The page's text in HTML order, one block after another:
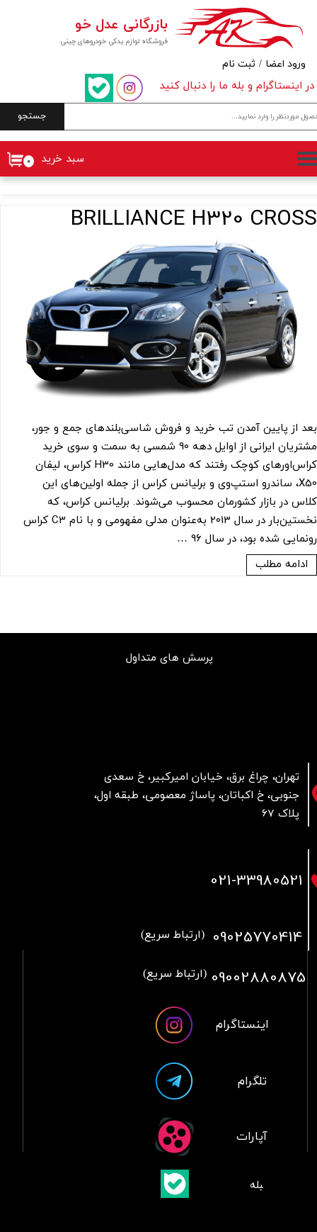
فروشگاه لوازم یدکی خودروهای چینی
بازرگانی عدل خو
جستجو
۰ سبد خرید
در اینستاگرام و بله ما را دنبال کنید
ورود اعضا / ثبت نام
حساب کاربری من
تغییر گذر واژه
سفارشات
خروج از حساب کاربری
BRILLIANCE H320 CROSS
بعد از پایین آمدن تب خرید و فروش شاسی‌بلندهای جمع و جور،
مشتریان ایرانی از اوایل دهه 90 شمسی به سمت و سوی خرید
کراس‌اورهای کوچک رفتند که مدل‌هایی مانند H30 کراس، لیفان
X50، ساندرو استپ‌وی و برلیانس کراس از جمله اولین‌های این
کلاس در بازار کشورمان محسوب می‌شوند. برلیانس کراس، که
نخستین‌بار در سال 2013 به‌عنوان مدلی مفهومی و با نام C3 کراس
رونمایی شده بود، در سال 96 …
ادامه مطلب
تهران، چراغ برق، خیابان امیرکبیر، خ سعدی
جنوبی، خ اکباتان، پاساژ معصومی، طبقه اول،
پلاک 67
پرسش های متداول
021-33980521
09025770414 (ارتباط سریع)
09002880875 (ارتباط سریع)
آپارات
تلگرام
اینستاگرام
​بلبله​​​​​​​بله